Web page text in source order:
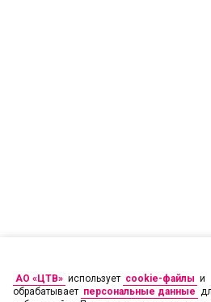
АО «ЦТВ» использует cookie-файлы и
обрабатывает персональные данные